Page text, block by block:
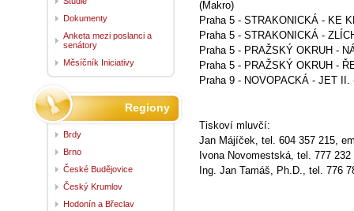
(Makro)
Praha 5 - STRAKONICKÁ - KE
Praha 5 - STRAKONICKÁ -
Praha 5 - PRAŽSKÝ OKRUH -
Praha 5 - PRAŽSKÝ OKRUH -
Praha 9 - NOVOPACKÁ - JET
Tiskoví mluvčí:
Jan Májíček, tel. 604 357 215,
Ivona Novomestská, tel. 777
Ing. Jan Tamáš, Ph.D., tel. 776
Dokumenty
Anketa mezi poslanci a
senátory
Měsíčník Iniciativy
Regiony
Brdy
Brno
České Budějovice
Český Krumlov
Hodonín a Břeclav